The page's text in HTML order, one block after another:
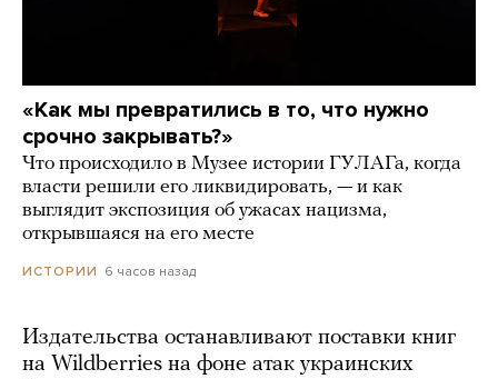
«Как мы превратились в то, что нужно
срочно закрывать?»
Что происходило в Музее истории ГУЛАГа, когда
власти решили его ликвидировать, — и как
выглядит экспозиция об ужасах нацизма,
открывшаяся на его месте
ИСТОРИИ 6 часов назад
Издательства останавливают поставки книг
на Wildberries на фоне атак украинских